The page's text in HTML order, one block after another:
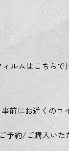
ルムはこちらで
前にお近くのコ
予約/ご購入いた